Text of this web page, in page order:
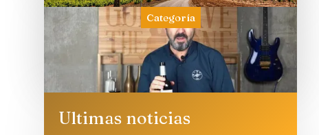
Categoría
Ultimas noticias